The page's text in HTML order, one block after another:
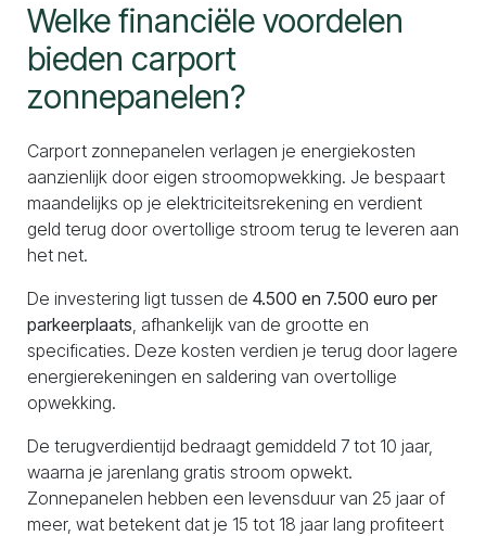
Welke financiële voordelen
bieden carport
zonnepanelen?
Carport zonnepanelen verlagen je energiekosten
aanzienlijk door eigen stroomopwekking. Je bespaart
maandelijks op je elektriciteitsrekening en verdient
geld terug door overtollige stroom terug te leveren aan
het net.
De investering ligt tussen de 4.500 en 7.500 euro per
parkeerplaats, afhankelijk van de grootte en
specificaties. Deze kosten verdien je terug door lagere
energierekeningen en saldering van overtollige
opwekking.
De terugverdientijd bedraagt gemiddeld 7 tot 10 jaar,
waarna je jarenlang gratis stroom opwekt.
Zonnepanelen hebben een levensduur van 25 jaar of
meer, wat betekent dat je 15 tot 18 jaar lang profiteert